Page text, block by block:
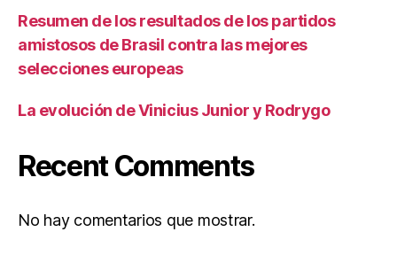
Resumen de los resultados de los partidos
amistosos de Brasil contra las mejores
selecciones europeas
La evolución de Vinicius Junior y Rodrygo
Recent Comments
No hay comentarios que mostrar.